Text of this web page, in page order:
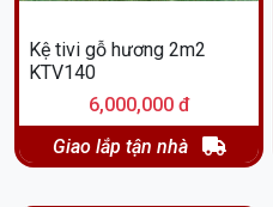
Kệ tivi gỗ hương 2m2
KTV140
6,000,000 đ
Giao lắp tận nhà